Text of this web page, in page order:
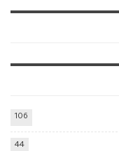
106
44